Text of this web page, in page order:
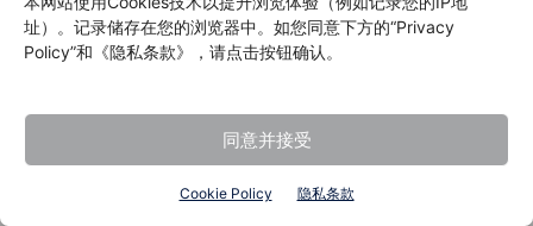
址）。记录储存在您的浏览器中。如您同意下方的“Privacy
Policy”和《隐私条款》，请点击按钮确认。
同意并接受
Cookie Policy 隐私条款